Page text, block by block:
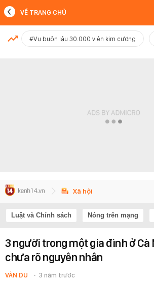
MỚI NHẤT
VỀ TRANG CHỦ
#Vụ buôn lậu 30.000 viên kim cương
Xã hội
Luật và Chính sách Nóng trên mạng
3 người trong một gia đình ở Cà
chưa rõ nguyên nhân
VÂN DU 3 năm trước